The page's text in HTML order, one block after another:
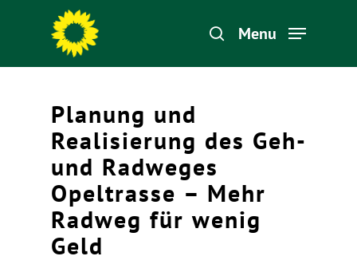
Menu
Planung und
Realisierung des Geh-
und Radweges
Opeltrasse – Mehr
Radweg für wenig
Geld